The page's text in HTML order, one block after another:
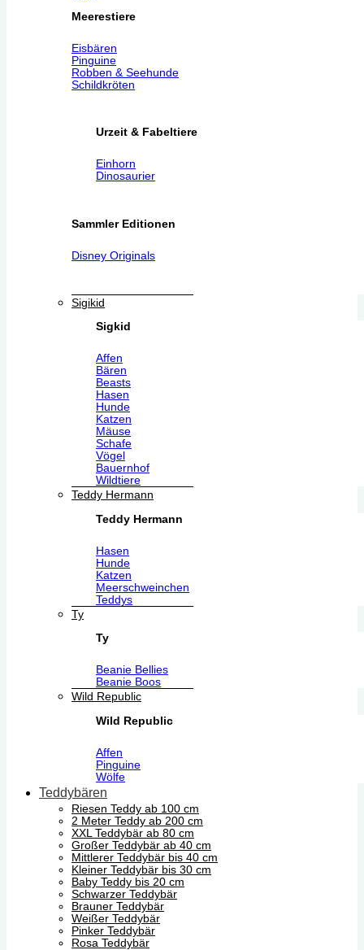
Meerestiere
Eisbären
Pinguine
Robben & Seehunde
Schildkröten
Urzeit & Fabeltiere
Einhorn
Dinosaurier
Sammler Editionen
Disney Originals
Sigikid
Sigkid
Affen
Bären
Beasts
Hasen
Hunde
Katzen
Mäuse
Schafe
Vögel
Bauernhof
Wildtiere
Teddy Hermann
Teddy Hermann
Hasen
Hunde
Katzen
Meerschweinchen
Teddys
Ty
Ty
Beanie Bellies
Beanie Boos
Wild Republic
Wild Republic
Affen
Pinguine
Wölfe
Teddybären
Riesen Teddy ab 100 cm
2 Meter Teddy ab 200 cm
XXL Teddybär ab 80 cm
Großer Teddybär ab 40 cm
Mittlerer Teddybär bis 40 cm
Kleiner Teddybär bis 30 cm
Baby Teddy bis 20 cm
Schwarzer Teddybär
Brauner Teddybär
Weißer Teddybär
Pinker Teddybär
Rosa Teddybär